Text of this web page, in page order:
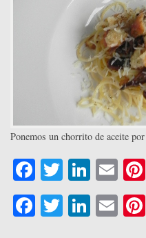
Ponemos un chorrito de aceite
Fa
ce
bo
T
wi
tte
Li
nk
ed
E
m
ail
Fa T Li E